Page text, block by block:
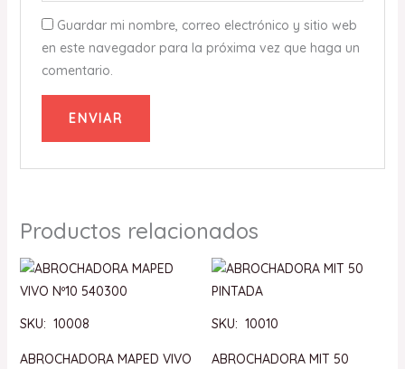
Guardar mi nombre, correo electrónico y sitio web
en este navegador para la próxima vez que haga un
comentario.
Productos relacionados
SKU: 10008
ABROCHADORA MAPED VIVO
SKU: 10010
ABROCHADORA MIT 50